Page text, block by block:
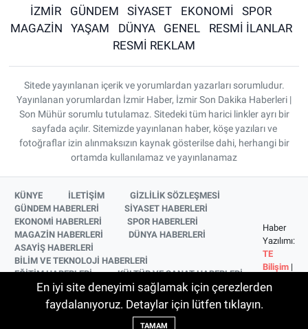
İZMİR GÜNDEM SİYASET EKONOMİ
SPOR
MAGAZİN
YAŞAM DÜNYA GENEL
RESMİ İLANLAR
RESMİ REKLAM
Sitede yayınlanan içerik ve yorumlardan yazarları sorumludur.
Yayınlanan yorumlardan İzmir Haber, İzmir Son Dakika Haberleri |
Son Mühür sorumlu tutulamaz. Sitedeki tüm harici linkler ayrı bir
sayfada açılır. Sitemizde yayınlanan haber, köşe yazıları ve
fotoğraflar izin alınmaksızın kaynak gösterilse dahi, herhangi bir
ortamda kullanılamaz ve yayınlanamaz
KÜNYE İLETİŞİM
GİZLİLİK SÖZLEŞMESİ
GÜNDEM HABERLERİ
SİYASET HABERLERİ
EKONOMİ HABERLERİ
SPOR HABERLERİ
MAGAZİN HABERLERİ
DÜNYA HABERLERİ
ASAYİŞ HABERLERİ
BİLİM VE TEKNOLOJİ HABERLERİ
EĞİTİM HABERLERİ
KÜLTÜR VE SANAT HABERLERİ
SAĞLIK HABERLERİ
YAŞAM HABERLERİ
YEREL HABERLER
İZMİR HABERLERİ
SİNEMA VE TELEVİZYON HABERLERİ
Haber
Yazılımı:
TE
Bilişim |
© 2026
En iyi site deneyimi sağlamak için çerezlerden
faydalanıyoruz. Detaylar için lütfen tıklayın.
TAMAM